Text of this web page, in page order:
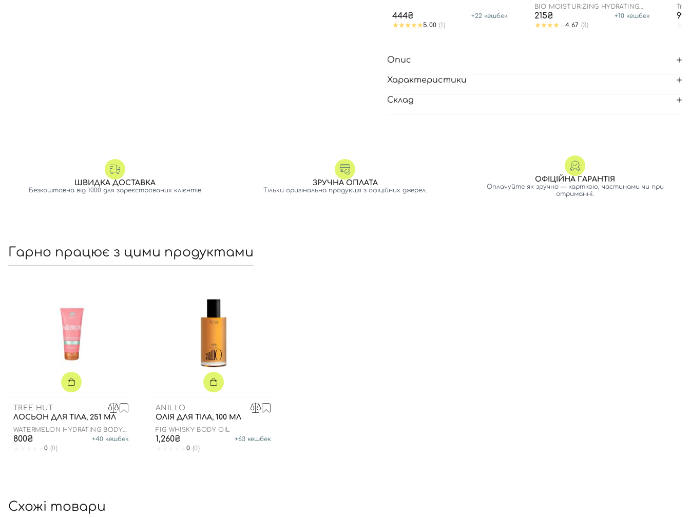
444₴ +22 кешбек
5.00 (1)
ОБЛИЧЧЯ З
ЗАСПОКІЙЛИВИМ ЕФЕКТОМ
BIO MOISTURIZING HYDRATING
HYALURON MASK
215₴ +10 кешбек
4.67 (3)
Опис
Характеристики
Склад
ШВИДКА ДОСТАВКА
Безкоштовна від 1000 для зареєстрованих клієнтів
ЗРУЧНА ОПЛАТА
Тільки оригінальна продукція з офіційних джерел.
ОФІЦІЙНА ГАРАНТІЯ
Оплачуйте як зручно — карткою, частинами чи при
отриманні.
Гарно працює з цими продуктами
TREE HUT
ЛОСЬОН ДЛЯ ТІЛА, 251 МЛ
WATERMELON HYDRATING BODY
LOTION
800₴ +40 кешбек
0 (0)
ANILLO
ОЛІЯ ДЛЯ ТІЛА, 100 МЛ
FIG WHISKY BODY OIL
1,260₴ +63 кешбек
0 (0)
Схожі товари